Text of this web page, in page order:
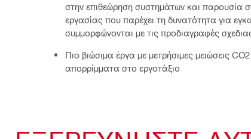
στην επιθεώρηση συστημάτων και παρουσία
εργασίας που παρέχει τη δυνατότητα για
συμμορφώνονται με τις προδιαγραφές
Πιο βιώσιμα έργα με μετρήσιμες μειώσεις
απορρίμματα στο εργοτάξιο